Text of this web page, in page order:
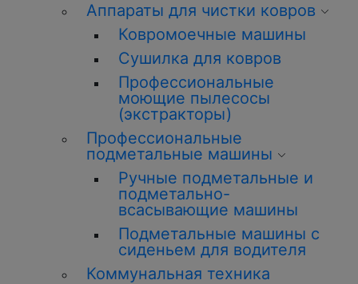
Аппараты для чистки ковров
Ковромоечные машины
Сушилка для ковров
Профессиональные
моющие пылесосы
(экстракторы)
Профессиональные
подметальные машины
Ручные подметальные и
подметально-
всасывающие машины
Подметальные машины с
сиденьем для водителя
Коммунальная техника